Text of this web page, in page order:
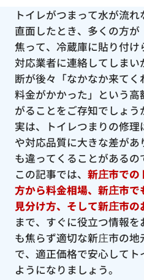
トイレがつまって水が流
直面したとき、多くの方
焦って、冷蔵庫に貼り付
対応業者に連絡してしま
断が後々「なかなか来て
料金がかかった」という
がることをご存知でしょう
実は、トイレつまりの修
や対応品質に大きな差が
も違ってくることがあるの
この記事では、 新庄市での
方から料金相場、新庄市
見分け方、そして新庄市
まで、すぐに役立つ情報
も焦らず適切な新庄市の
で、適正価格で安心して
ようになりましょう。